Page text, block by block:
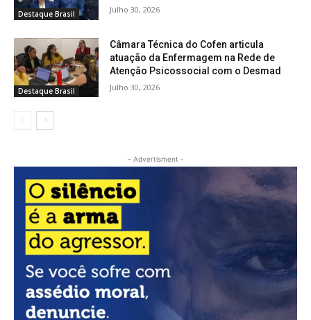
Destaque Brasil Julho 30, 2026
Destaque Brasil
Câmara Técnica do Cofen articula
atuação da Enfermagem na Rede de
Atenção Psicossocial com o Desmad
Julho 30, 2026
- Advertisment -